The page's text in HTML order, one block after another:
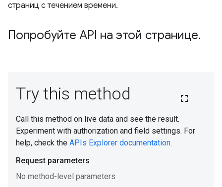
страниц с течением времени.
Попробуйте API на этой странице.